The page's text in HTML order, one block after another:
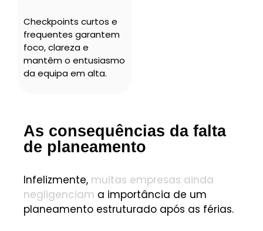
Checkpoints curtos e
frequentes garantem
foco, clareza e
mantêm o entusiasmo
da equipa em alta.
As consequências da falta
de planeamento
Infelizmente, muitas empresas ainda
negligenciam a importância de um
planeamento estruturado após as férias.